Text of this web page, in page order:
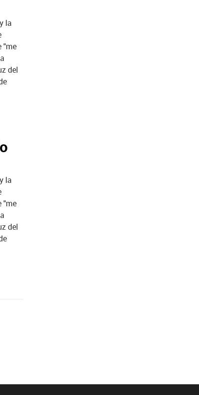
la
"me
del
la
"me
del